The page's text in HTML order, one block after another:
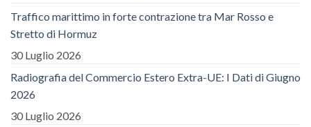
Traffico marittimo in forte contrazione tra Mar Rosso e
Stretto di Hormuz
30 Luglio 2026
Radiografia del Commercio Estero Extra-UE: I Dati di Giugno
2026
30 Luglio 2026